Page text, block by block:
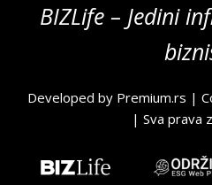
BIZLife – Jedini
Developed by Premium.rs |
| Sva prava